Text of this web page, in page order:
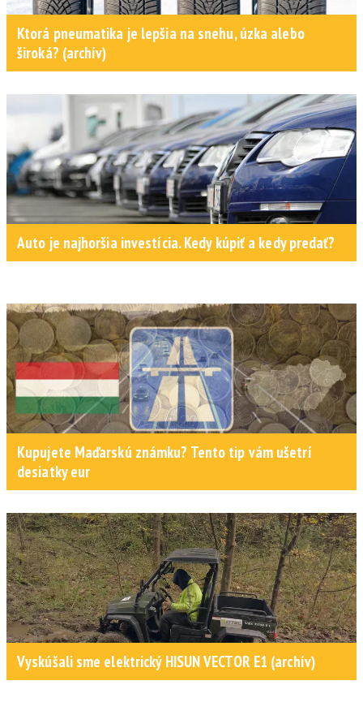
Ktorá pneumatika je lepšia na snehu, úzka alebo
široká? (archív)
Auto je najhoršia investícia. Kedy kúpiť a kedy predať?
Kupujete Maďarskú známku? Tento tip vám ušetrí
desiatky eur
Vyskúšali sme elektrický HISUN VECTOR E1 (archív)